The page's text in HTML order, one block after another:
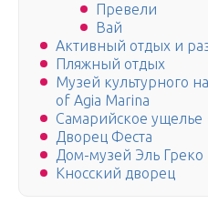
Превели
Вай
Активный отдых и
Пляжный отдых
Музей культурного
of Agia Marina
Самарийское ущелье
Дворец Феста
Дом-музей Эль Греко
Кносский дворец